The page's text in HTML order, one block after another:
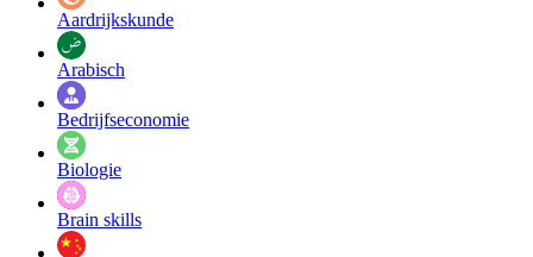
Aardrijkskunde
Arabisch
Bedrijfseconomie
Biologie
Brain skills